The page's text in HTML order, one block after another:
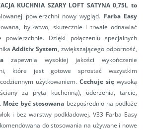
KUCHNIA SZARY LOFT SATYNA 0,75L to
powierzchni nowy wygląd. Farba Easy
by łatwo, skutecznie i trwale odnawiać
Dzięki połączeniu specjalnych
Additiv System, zwiększającego odporność,
zapewnia wysokiej jakości wykończenie
które jest gotowe sprostać wszystkim
użytkowaniem. Cechuje się wysoką
za płytą kuchenną), uderzenia, tarcie,
Może być stosowana bezpośrednio na podłoże
i bez warstwy podkładowej. V33 Farba Easy
do stosowania na używane i nowe